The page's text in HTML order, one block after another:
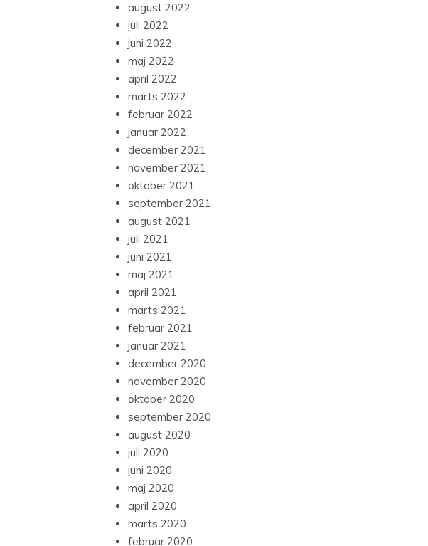
august 2022
juli 2022
juni 2022
maj 2022
april 2022
marts 2022
februar 2022
januar 2022
december 2021
november 2021
oktober 2021
september 2021
august 2021
juli 2021
juni 2021
maj 2021
april 2021
marts 2021
februar 2021
januar 2021
december 2020
november 2020
oktober 2020
september 2020
august 2020
juli 2020
juni 2020
maj 2020
april 2020
marts 2020
februar 2020